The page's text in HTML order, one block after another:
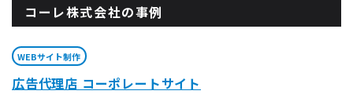
コーレ株式会社の事例
WEBサイト制作
広告代理店 コーポレートサイト